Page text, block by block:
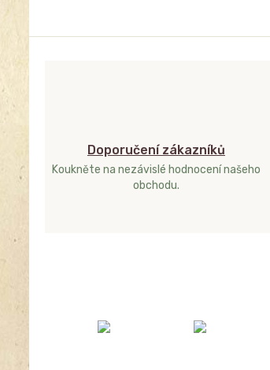
Doporučení zákazníků
Koukněte na nezávislé hodnocení našeho
obchodu.